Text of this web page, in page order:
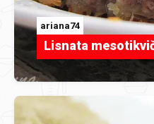
ariana74
Lisnata